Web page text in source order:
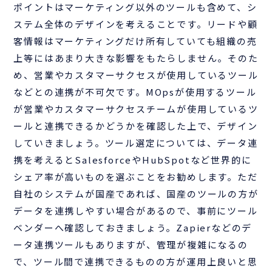
ポイントはマーケティング以外のツールも含めて、シ
ステム全体のデザインを考えることです。リードや顧
客情報はマーケティングだけ所有していても組織の売
上等にはあまり大きな影響をもたらしません。そのた
め、営業やカスタマーサクセスが使用しているツール
などとの連携が不可欠です。MOpsが使用するツール
が営業やカスタマーサクセスチームが使用しているツ
ールと連携できるかどうかを確認した上で、デザイン
していきましょう。ツール選定については、データ連
携を考えるとSalesforceやHubSpotなど世界的に
シェア率が高いものを選ぶことをお勧めします。ただ
自社のシステムが国産であれば、国産のツールの方が
データを連携しやすい場合があるので、事前にツール
ベンダーへ確認しておきましょう。Zapierなどのデ
ータ連携ツールもありますが、管理が複雑になるの
で、ツール間で連携できるものの方が運用上良いと思